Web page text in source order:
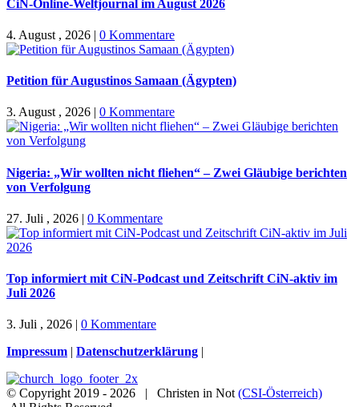
CiN-Online-Weltjournal im August 2026
4. August , 2026 | 0 Kommentare
Petition für Augustinos Samaan (Ägypten)
3. August , 2026 | 0 Kommentare
Nigeria: „Wir wollten nicht fliehen“ – Zwei Gläubige berichten
von Verfolgung
27. Juli , 2026 | 0 Kommentare
Top informiert mit CiN-Podcast und Zeitschrift CiN-aktiv im
Juli 2026
3. Juli , 2026 | 0 Kommentare
Impressum | Datenschutzerklärung |
© Copyright 2019 - 2026 | Christen in Not (CSI-Österreich)